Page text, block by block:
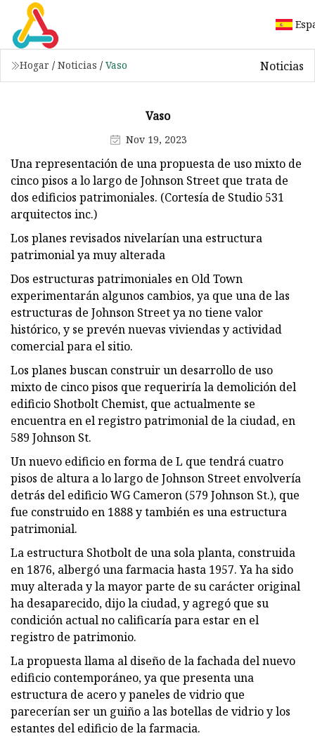
Hogar / Noticias / Vaso Noticias
Vaso
Nov 19, 2023
Una representación de una propuesta de uso mixto de
cinco pisos a lo largo de Johnson Street que trata de
dos edificios patrimoniales. (Cortesía de Studio 531
arquitectos inc.)
Los planes revisados ​​nivelarían una estructura
patrimonial ya muy alterada
Dos estructuras patrimoniales en Old Town
experimentarán algunos cambios, ya que una de las
estructuras de Johnson Street ya no tiene valor
histórico, y se prevén nuevas viviendas y actividad
comercial para el sitio.
Los planes buscan construir un desarrollo de uso
mixto de cinco pisos que requeriría la demolición del
edificio Shotbolt Chemist, que actualmente se
encuentra en el registro patrimonial de la ciudad, en
589 Johnson St.
Un nuevo edificio en forma de L que tendrá cuatro
pisos de altura a lo largo de Johnson Street envolvería
detrás del edificio WG Cameron (579 Johnson St.), que
fue construido en 1888 y también es una estructura
patrimonial.
La estructura Shotbolt de una sola planta, construida
en 1876, albergó una farmacia hasta 1957. Ya ha sido
muy alterada y la mayor parte de su carácter original
ha desaparecido, dijo la ciudad, y agregó que su
condición actual no calificaría para estar en el
registro de patrimonio.
La propuesta llama al diseño de la fachada del nuevo
edificio contemporáneo, ya que presenta una
estructura de acero y paneles de vidrio que
parecerían ser un guiño a las botellas de vidrio y los
estantes del edificio de la farmacia.